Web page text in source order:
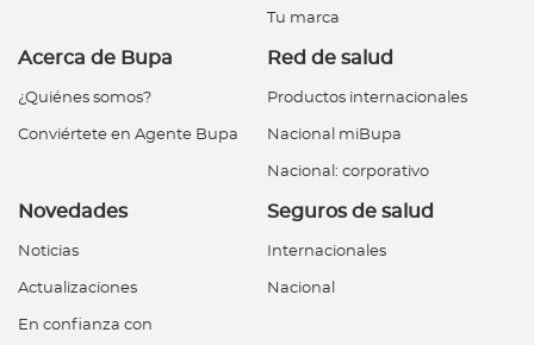
Tu marca
Acerca de Bupa
¿Quiénes somos?
Conviértete en Agente Bupa
Red de salud
Productos internacionales
Nacional miBupa
Nacional: corporativo
Novedades
Noticias
Actualizaciones
En confianza con
Seguros de salud
Internacionales
Nacional